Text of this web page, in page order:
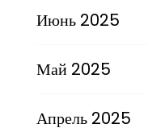
Июнь 2025
Май 2025
Апрель 2025